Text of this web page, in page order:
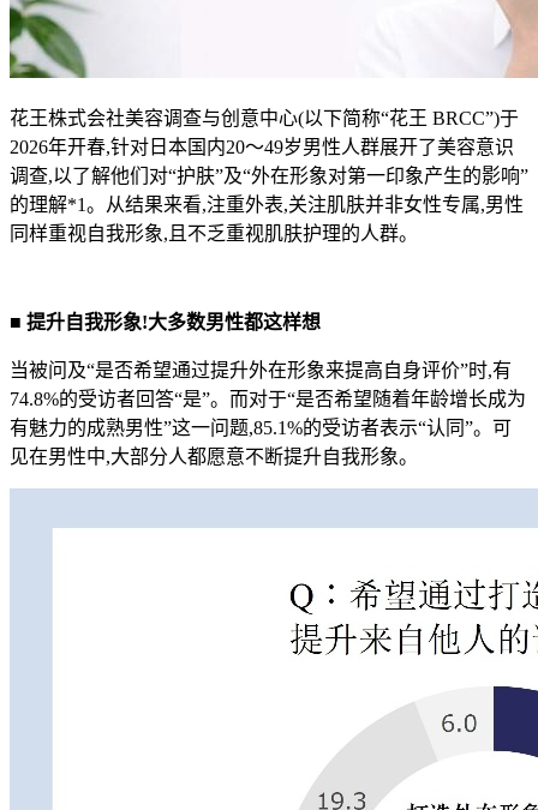
花王株式会社美容调查与创意中心(以下简称“花王 BRCC”)于
2026年开春,针对日本国内20～49岁男性人群展开了美容意识
调查,以了解他们对“护肤”及“外在形象对第一印象产生的影响”
的理解*1。从结果来看,注重外表,关注肌肤并非女性专属,男性
同样重视自我形象,且不乏重视肌肤护理的人群。
■ 提升自我形象!大多数男性都这样想
当被问及“是否希望通过提升外在形象来提高自身评价”时,有
74.8%的受访者回答“是”。而对于“是否希望随着年龄增长成为
有魅力的成熟男性”这一问题,85.1%的受访者表示“认同”。可
见在男性中,大部分人都愿意不断提升自我形象。